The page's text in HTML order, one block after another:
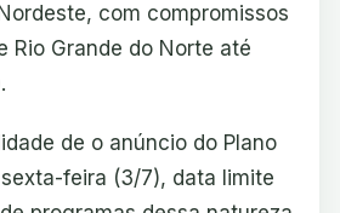
com compromissos
Rio Grande do Norte até
de o anúncio do Plano
feira (3/7), data limite